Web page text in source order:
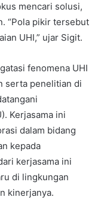
mencari solusi,
“Pola pikir tersebut
UHI,” ujar Sigit.
fenomena UHI
serta penelitian di
Kerjasama ini
dalam bidang
kepada
kerjasama ini
di lingkungan
kinerjanya.